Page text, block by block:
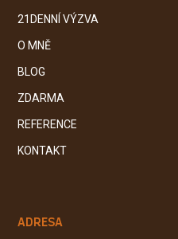
21DENNÍ VÝZVA
O MNĚ
BLOG
ZDARMA
REFERENCE
KONTAKT
ADRESA